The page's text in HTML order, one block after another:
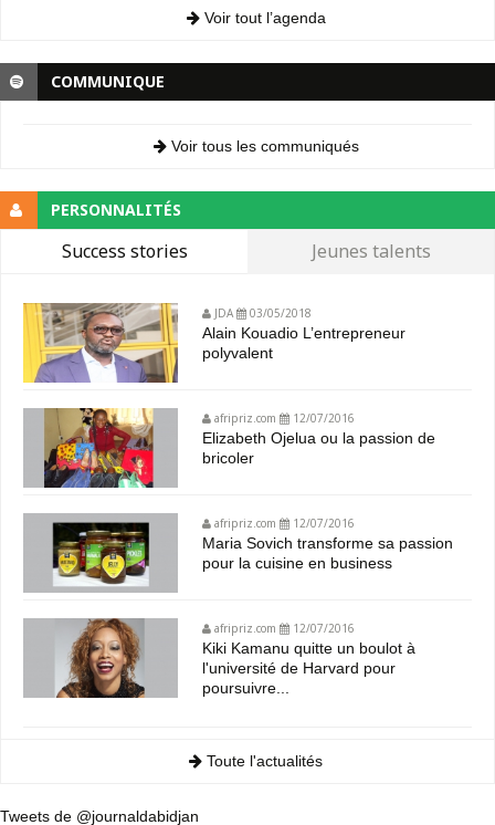
Voir tout l’agenda
COMMUNIQUE
Voir tous les communiqués
PERSONNALITÉS
Success stories Jeunes talents
JDA 03/05/2018
Alain Kouadio L’entrepreneur
polyvalent
afripriz.com 12/07/2016
Elizabeth Ojelua ou la passion de
bricoler
afripriz.com 12/07/2016
Maria Sovich transforme sa passion
pour la cuisine en business
afripriz.com 12/07/2016
Kiki Kamanu quitte un boulot à
l'université de Harvard pour
poursuivre...
Toute l'actualités
Tweets de @journaldabidjan